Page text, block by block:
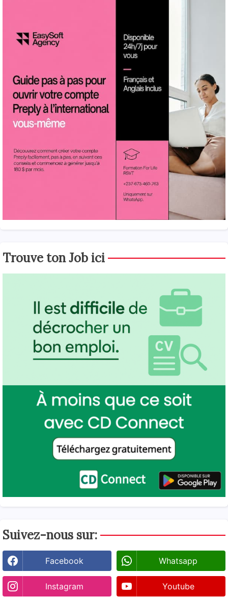
Trouve ton Job ici
Suivez-nous sur:
Facebook Whatsapp
Instagram Youtube